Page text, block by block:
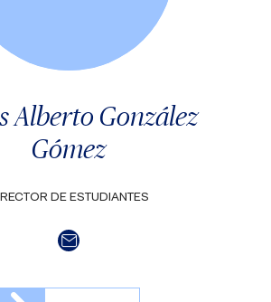
Alberto González
Gómez
DE ESTUDIANTES